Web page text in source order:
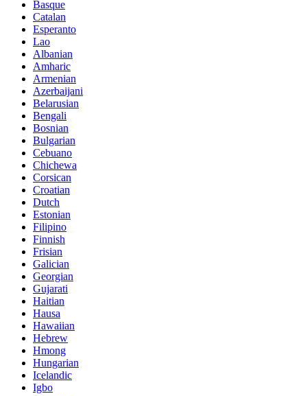
Basque
Catalan
Esperanto
Lao
Albanian
Amharic
Armenian
Azerbaijani
Belarusian
Bengali
Bosnian
Bulgarian
Cebuano
Chichewa
Corsican
Croatian
Dutch
Estonian
Filipino
Finnish
Frisian
Galician
Georgian
Gujarati
Haitian
Hausa
Hawaiian
Hebrew
Hmong
Hungarian
Icelandic
Igbo